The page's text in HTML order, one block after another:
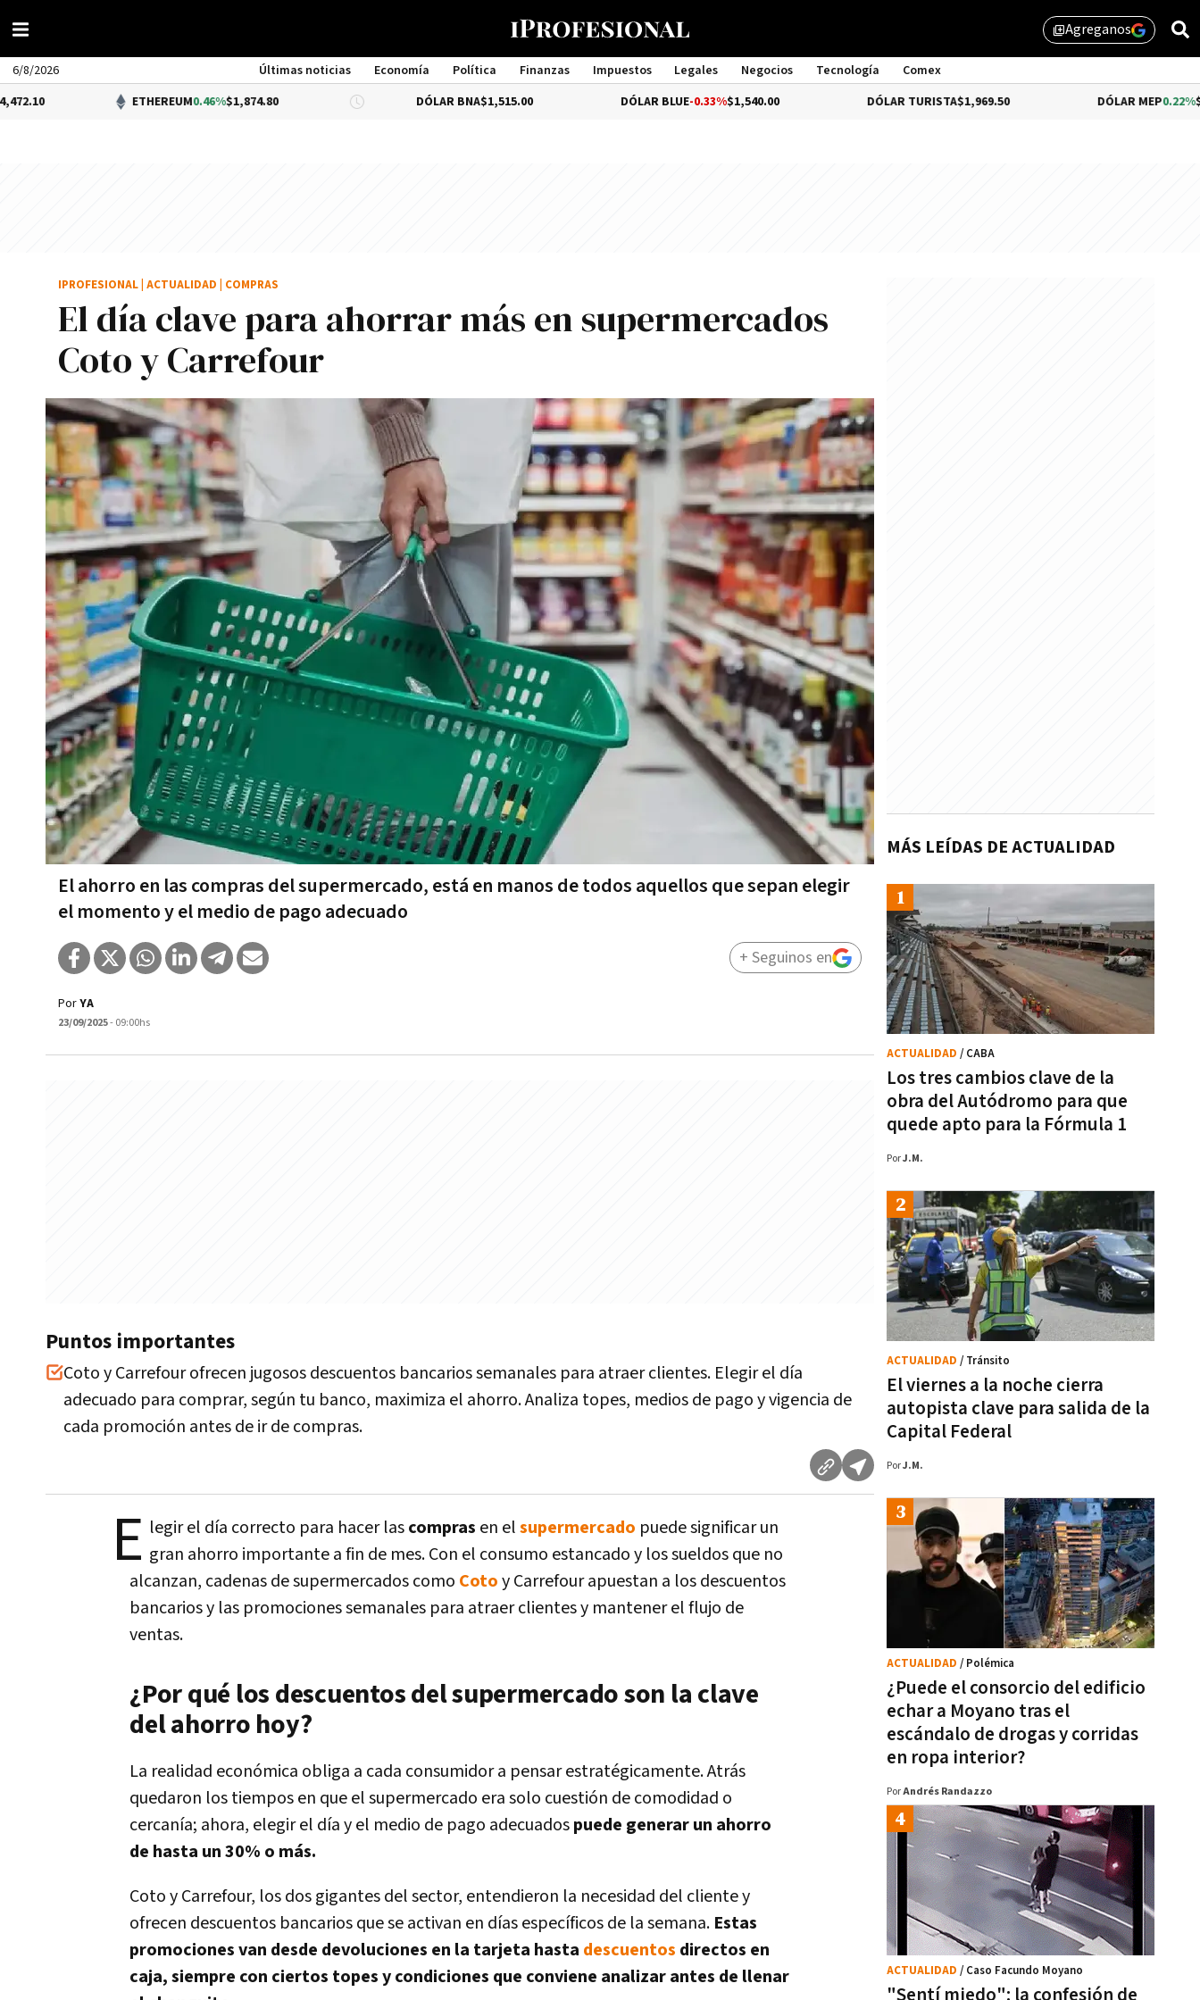
library_addAgreganos
6/8/2026 Últimas noticias Economía Política Finanzas Impuestos Legales Negocios Tecnología
Comex
Management
ETHEREUM 0.46%$1,874.80 DÓLAR BNA $1,515.00 DÓLAR BLUE-0.33% $1,540.00 DÓLAR TURISTA$1,969.50 DÓLAR MEP0.22%$1,522.19
El día clave para ahorrar más en supermercados
Coto y Carrefour
El ahorro en las compras del supermercado, está en manos de todos aquellos que sepan elegir
el momento y el medio de pago adecuado
IPROFESIONAL ACTUALIDAD COMPRAS
PorYA
23/09/2025- 09:00hs
+ Seguinos en
Puntos importantes
Coto y Carrefour ofrecen jugosos descuentos bancarios semanales para atraer clientes. Elegir el día
adecuado para comprar, según tu banco, maximiza el ahorro. Analiza topes, medios de pago y vigencia de
cada promoción antes de ir de compras.
E legir el día correcto para hacer lascompras en elsupermercado puede significar un
gran ahorro importante a fin de mes. Con el consumo estancado y los sueldos que no
alcanzan, cadenas de supermercados como Cotoy Carrefour apuestan a los descuentos
bancarios y las promociones semanales para atraer clientes y mantener el flujo de
ventas.
¿Por qué los descuentos del supermercado son la clave
del ahorro hoy?
La realidad económica obliga a cada consumidor a pensar estratégicamente. Atrás
quedaron los tiempos en que el supermercado era solo cuestión de comodidad o
cercanía; ahora, elegir el día y el medio de pago adecuadospuede generar un ahorro
de hasta un 30% o más.
Coto y Carrefour, los dos gigantes del sector, entendieron la necesidad del cliente y
ofrecen descuentos bancarios que se activan en días específicos de la semana. Estas
promociones van desde devoluciones en la tarjeta hasta descuentos directos en
caja, siempre con ciertos topes y condiciones que conviene analizar antes de llenar
MÁS LEÍDAS DE ACTUALIDAD
Los tres cambios clave de la
obra del Autódromo para que
quede apto para la Fórmula 1
ACTUALIDAD / CABA
PorJ.M.
El viernes a la noche cierra
autopista clave para salida de la
Capital Federal
ACTUALIDAD / Tránsito
PorJ.M.
¿Puede el consorcio del edificio
echar a Moyano tras el
escándalo de drogas y corridas
en ropa interior?
ACTUALIDAD / Polémica
PorAndrés Randazzo
"Sentí miedo": la confesión de
ACTUALIDAD / Caso Facundo Moyano